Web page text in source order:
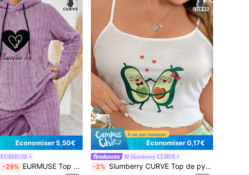
Économiser 5,50€
EURMUSE
-29% EURMUSE Top de pyjama en polaire à capuche avec cordon de serrage, broderie de lettres et de cœurs, tailles grandes
Économiser 0,17€
Slumberry CURVE
-2% Slumberry CURVE Top de pyjama femme grande taille imprimé avocado dessin animé Y2K énergique et mignon